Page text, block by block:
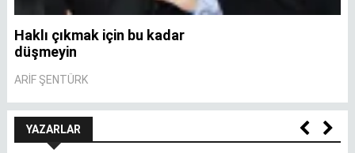
Haklı çıkmak için bu kadar
düşmeyin
ARIF ŞENTÜRK
YAZARLAR